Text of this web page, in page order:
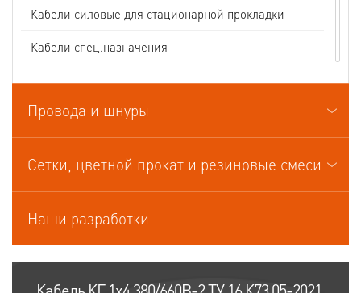
Кабели силовые для стационарной прокладки
Кабели спец.назначения
Кабели судовые
Кабели термоэлектродные
Провода и шнуры
Сетки, цветной прокат и резиновые смеси
Наши разработки